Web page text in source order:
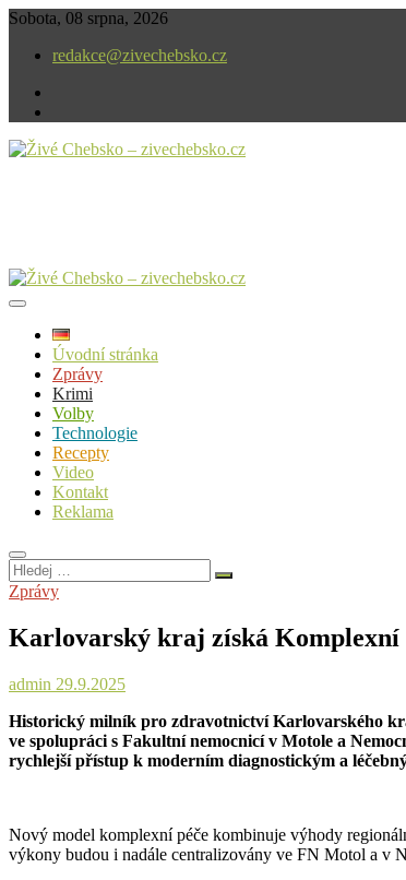
Skip
content
Sobota, 08 srpna, 2026
redakce@zivechebsko.cz
Úvodní stránka
Zprávy
Krimi
Volby
Technologie
Recepty
Video
Kontakt
Reklama
Hledej
…
Zprávy
Karlovarský kraj získá Komplexní
admin 29.9.2025
Historický milník pro zdravotnictví Karlovarského
ve spolupráci s Fakultní nemocnicí v Motole a
rychlejší přístup k moderním diagnostickým a
Nový model komplexní péče kombinuje výhody
výkony budou i nadále centralizovány ve FN Motol a v